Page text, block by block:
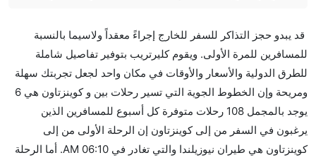
من إلىكوينزتاون مما تستغرقه الخطوط الجوية الأخرى؟
نعم. توفر كل من Jetstar أسرع رحلات الطيران على هذا
الطريق،
هل توفر شركات الطيران مساحة إضافية للنوم؟
كثير من خطوط طيران درجة رجال الأعمال توفر مساحة
إضافية للنوم.
قد يبدو حجز التذاكر للسفر للخارج إجراءً معقداً ولاسيما بالنسبة
للمسافرين للمرة الأولى. ويقوم كليرتريب بتوفير تفاصيل شاملة
للطرق الدولية والأسعار والأوقات في مكان واحد لجعل تجربتك سهلة
ومريحة وإن الخطوط الجوية التي تسير رحلات بين و كوينزتاون هي 6
يوجد بالمجمل 108 رحلات متوفرة كل أسبوع للمسافرين الذين
يرغبون في السفر من إلى كوينزتاون إن الرحلة الأولى من إلى
كوينزتاون هي طيران نيوزيلندا والتي تغادر في 06:10 AM. أما الرحلة